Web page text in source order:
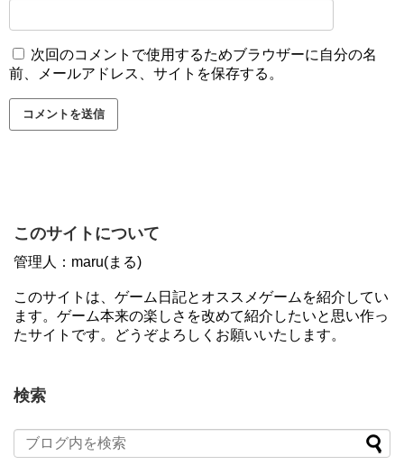
次回のコメントで使用するためブラウザーに自分の名
前、メールアドレス、サイトを保存する。
このサイトについて
管理人：maru(まる)
このサイトは、ゲーム日記とオススメゲームを紹介してい
ます。ゲーム本来の楽しさを改めて紹介したいと思い作っ
たサイトです。どうぞよろしくお願いいたします。
検索